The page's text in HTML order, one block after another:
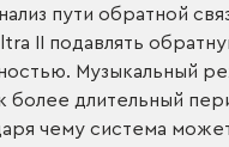
пути обратной
II подавлять
Музыкальный
более длительный
чему система